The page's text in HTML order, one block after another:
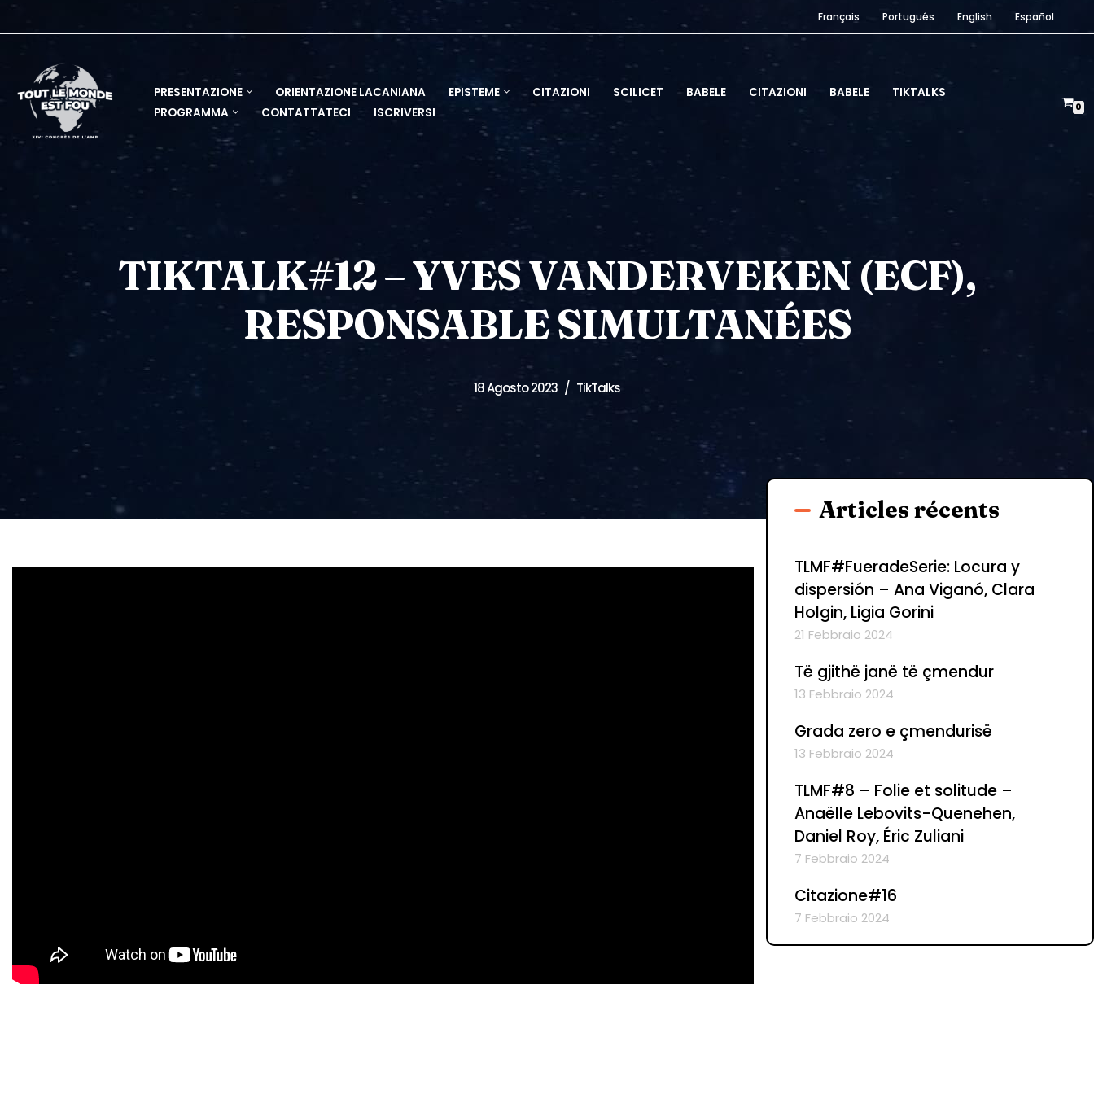
contenuto
Français Português English Español
PRESENTAZIONE ORIENTAZIONE LACANIANA EPISTEME CITAZIONI SCILICET BABELE CITAZIONI BABELE
TIKTALKS
PROGRAMMA
CONTATTATECI ISCRIVERSI 0
TIKTALK#12 – YVES VANDERVEKEN (ECF),
RESPONSABLE SIMULTANÉES
18 Agosto 2023 TikTalks
Articles récents
TLMF#FueradeSerie: Locura y
dispersión – Ana Viganó, Clara
Holgin, Ligia Gorini
21 Febbraio 2024
Të gjithë janë të çmendur
13 Febbraio 2024
Grada zero e çmendurisë
13 Febbraio 2024
TLMF#8 – Folie et solitude –
Anaëlle Lebovits-Quenehen,
Daniel Roy, Éric Zuliani
7 Febbraio 2024
Citazione#16
7 Febbraio 2024